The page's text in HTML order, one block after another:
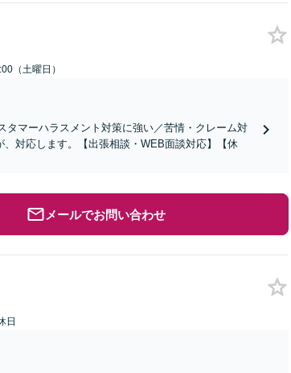
（土曜日）
タマーハラスメント対策に強い／苦情・クレーム対
対応します。【出張相談・WEB面談対応】【休
メールでお問い合わせ
日